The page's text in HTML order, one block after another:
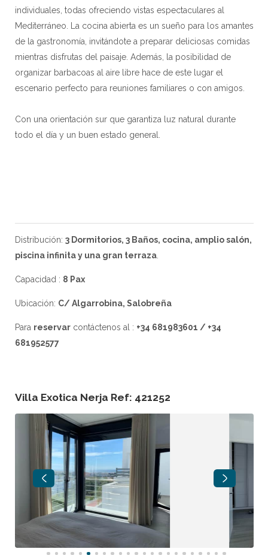
individuales, todas ofreciendo vistas espectaculares al
Mediterráneo. La cocina abierta es un sueño para los amantes
de la gastronomía, invitándote a preparar deliciosas comidas
mientras disfrutas del paisaje. Además, la posibilidad de
organizar barbacoas al aire libre hace de este lugar el
escenario perfecto para reuniones familiares o con amigos.
Con una orientación sur que garantiza luz natural durante
todo el día y un buen estado general.
Distribución: 3 Dormitorios, 3 Baños, cocina, amplio salón,
piscina infinita y una gran terraza.
Capacidad : 8 Pax
Ubicación: C/ Algarrobina, Salobreña
Para reservarcontáctenos al : +34 681983601 / +34
681952577
Villa Exotica Nerja Ref: 421252